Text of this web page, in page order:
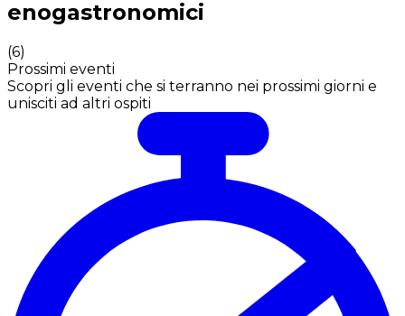
enogastronomici
(6)
Prossimi eventi
Scopri gli eventi che si terranno nei prossimi giorni e
unisciti ad altri ospiti